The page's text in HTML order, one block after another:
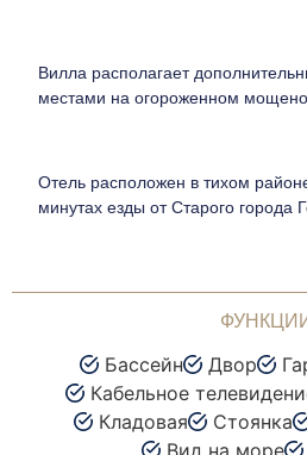
Вилла располагает
местами на огороженном
Отель расположен в тихом
минутах езды от Старого города
Бассейн Двор
Кабельное
Кладовая
Стоянка
Вид на море